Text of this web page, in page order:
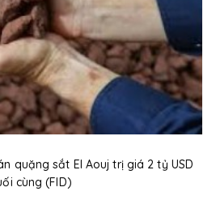
quặng sắt El Aouj trị giá 2 tỷ USD
cùng (FID)